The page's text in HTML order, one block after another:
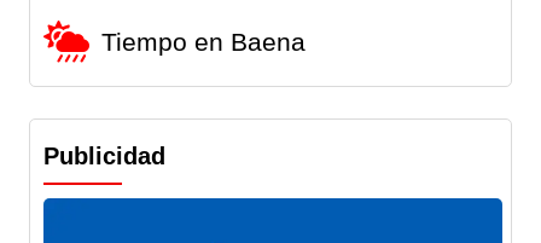
Tiempo en Baena
Publicidad